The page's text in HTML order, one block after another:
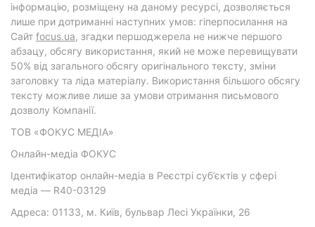
інформацію, розміщену на даному ресурсі, дозволяється
лише при дотриманні наступних умов: гіперпосилання на
Cайт focus.ua, згадки першоджерела не нижче першого
абзацу, обсягу використання, який не може перевищувати
50% від загального обсягу оригінального тексту, зміни
заголовку та ліда матеріалу. Використання більшого обсягу
тексту можливе лише за умови отримання письмового
дозволу Компанії.
ТОВ «ФОКУС МЕДІА»
Онлайн-медіа ФОКУС
Ідентифікатор онлайн-медіа в Реєстрі суб’єктів у сфері
медіа — R40-03129
Адреса: 01133, м. Київ, бульвар Лесі Українки, 26